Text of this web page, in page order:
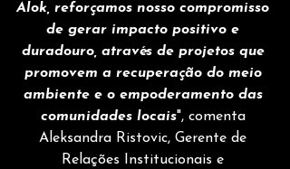
Alok, reforçamos nosso compromisso
de gerar impacto positivo e
duradouro, através de projetos que
promovem a recuperação do meio
ambiente e o empoderamento das
comunidades locais", comenta
Aleksandra Ristovic, Gerente de
Relações Institucionais e